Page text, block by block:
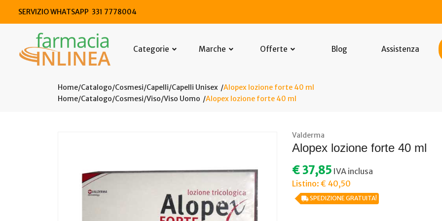
SERVIZIO WHATSAPP 331 7778004
Categorie Marche Offerte Blog Assistenza
Home Catalogo/Cosmesi/Capelli/Capelli Unisex Alopex lozione forte 40 ml
Home Catalogo/Cosmesi/Viso/Viso Uomo Alopex lozione forte 40 ml
Valderma
Alopex lozione forte 40 ml
€ 37,85 IVA inclusa
Listino: € 40,50
SPEDIZIONE GRATUITA!